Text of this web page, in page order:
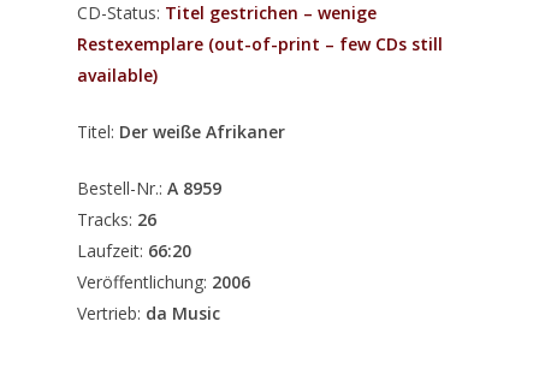
CD-Status: Titel gestrichen – wenige
Restexemplare (out-of-print – few CDs still
available)
Titel: Der weiße Afrikaner
Bestell-Nr.:A 8959
Tracks: 26
Laufzeit: 66:20
Veröffentlichung: 2006
Vertrieb: da Music